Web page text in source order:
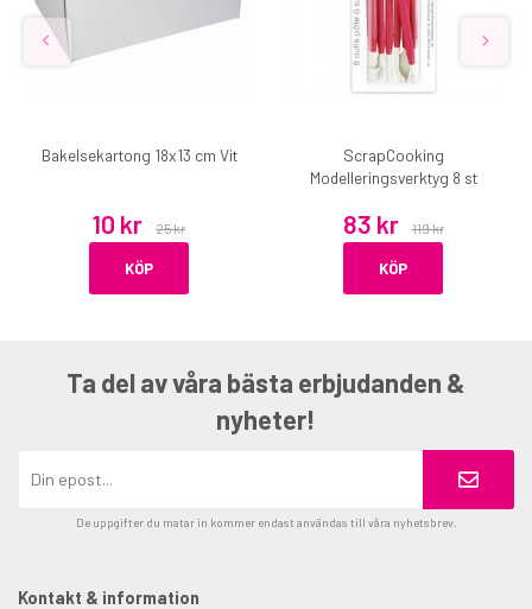
Bakelsekartong 18x13 cm Vit
10 kr 25 kr
KÖP
ScrapCooking
Modelleringsverktyg 8 st
83 kr 119 kr
KÖP
Ta del av våra bästa erbjudanden &
nyheter!
De uppgifter du matar in kommer endast användas till våra nyhetsbrev.
Kontakt & information